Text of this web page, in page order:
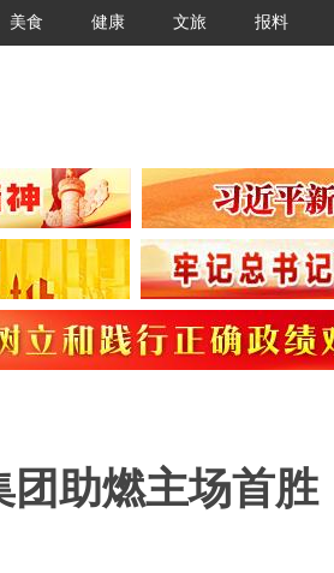
美食 健康 文旅 报料
团助燃主场首胜